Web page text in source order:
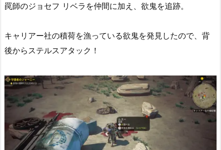
罠師のジョセフ リベラを仲間に加え、欲鬼を追跡。
キャリアー社の積荷を漁っている欲鬼を発見したので、背
後からステルスアタック！